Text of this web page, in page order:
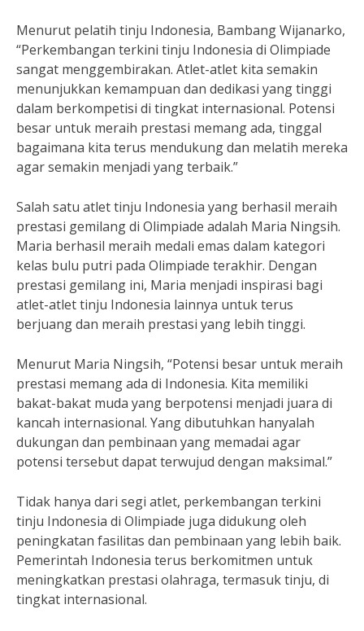
Menurut pelatih tinju Indonesia, Bambang Wijanarko,
“Perkembangan terkini tinju Indonesia di Olimpiade
sangat menggembirakan. Atlet-atlet kita semakin
menunjukkan kemampuan dan dedikasi yang tinggi
dalam berkompetisi di tingkat internasional. Potensi
besar untuk meraih prestasi memang ada, tinggal
bagaimana kita terus mendukung dan melatih mereka
agar semakin menjadi yang terbaik.”
Salah satu atlet tinju Indonesia yang berhasil meraih
prestasi gemilang di Olimpiade adalah Maria Ningsih.
Maria berhasil meraih medali emas dalam kategori
kelas bulu putri pada Olimpiade terakhir. Dengan
prestasi gemilang ini, Maria menjadi inspirasi bagi
atlet-atlet tinju Indonesia lainnya untuk terus
berjuang dan meraih prestasi yang lebih tinggi.
Menurut Maria Ningsih, “Potensi besar untuk meraih
prestasi memang ada di Indonesia. Kita memiliki
bakat-bakat muda yang berpotensi menjadi juara di
kancah internasional. Yang dibutuhkan hanyalah
dukungan dan pembinaan yang memadai agar
potensi tersebut dapat terwujud dengan maksimal.”
Tidak hanya dari segi atlet, perkembangan terkini
tinju Indonesia di Olimpiade juga didukung oleh
peningkatan fasilitas dan pembinaan yang lebih baik.
Pemerintah Indonesia terus berkomitmen untuk
meningkatkan prestasi olahraga, termasuk tinju, di
tingkat internasional.